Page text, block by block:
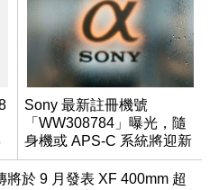
Sony 最新註冊機號
「WW308784」曝光，隨
身機或 APS-C 系統將迎新
成員？
將於 9 月發表 XF 400mm 超